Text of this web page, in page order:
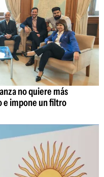
no quiere más
e impone un filtro